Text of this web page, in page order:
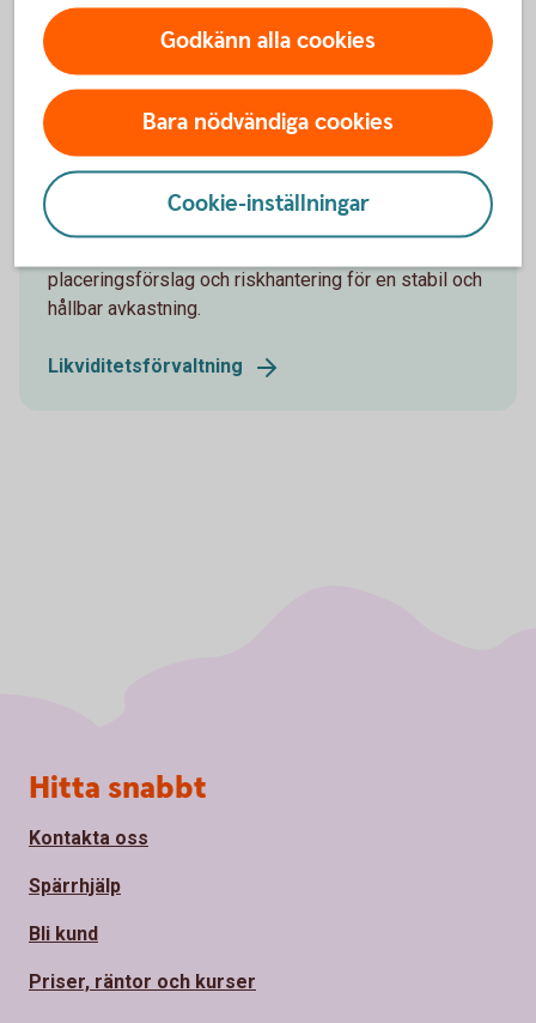
Likviditetsförvaltning
Optimera företagets överskottslikviditet med en
ränteportfölj som är anpassad efter era mål. Våra
placeringsförslag och riskhantering för en stabil och
hållbar avkastning.
Likviditetsförvaltning
Godkänn alla cookies
Bara nödvändiga cookies
Cookie-inställningar
Sidfot
Hitta snabbt
Kontakta oss
Spärrhjälp
Bli kund
Priser, räntor och kurser